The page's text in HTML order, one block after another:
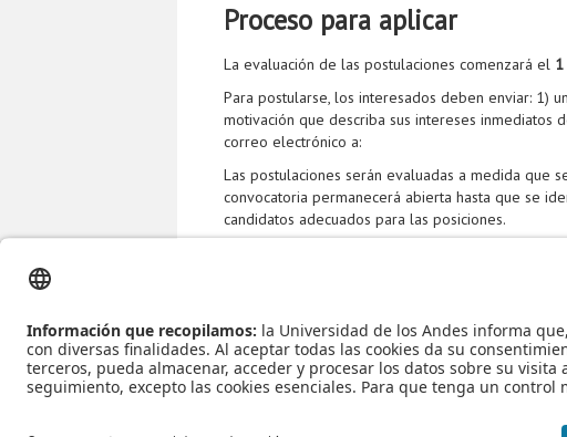
Proceso para aplicar
La evaluación de las postulaciones comenzará el
Para postularse, los interesados deben enviar: 1)
motivación que describa sus intereses inmediatos
correo electrónico a:
Las postulaciones serán evaluadas a medida que
convocatoria permanecerá abierta hasta que se
candidatos adecuados para las posiciones.